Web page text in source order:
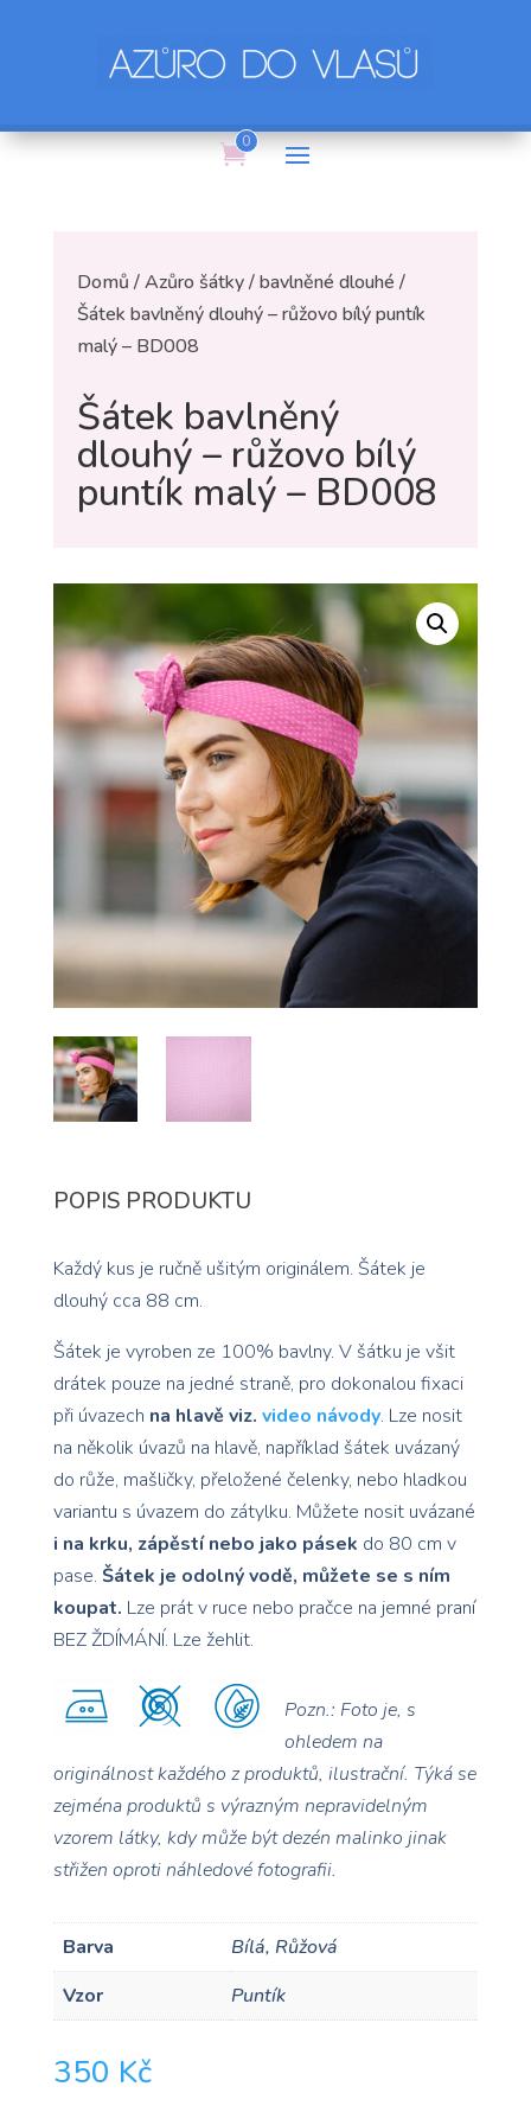
0
Domů /Azůro šátky/bavlněné dlouhé /
Šátek bavlněný dlouhý – růžovo bílý puntík
malý – BD008
Šátek bavlněný
dlouhý – růžovo bílý
puntík malý – BD008
POPIS PRODUKTU
Každý kus je ručně ušitým originálem. Šátek je
dlouhý cca 88 cm.
Šátek je vyroben ze 100% bavlny. V šátku je všit
drátek pouze na jedné straně, pro dokonalou fixaci
při úvazech na hlavě viz. video návody. Lze nosit
na několik úvazů na hlavě, například šátek uvázaný
do růže, mašličky, přeložené čelenky, nebo hladkou
variantu s úvazem do zátylku. Můžete nosit uvázané
i na krku, zápěstí nebo jako pásek do 80 cm v
pase. Šátek je odolný vodě, můžete se s ním
koupat. Lze prát v ruce nebo pračce na jemné praní
BEZ ŽDÍMÁNÍ. Lze žehlit.
Pozn.: Foto je, s
ohledem na
originálnost každého z produktů, ilustrační. Týká se
zejména produktů s výrazným nepravidelným
vzorem látky, kdy může být dezén malinko jinak
střižen oproti náhledové fotografii.
Barva
Bílá, Růžová
Vzor
Puntík
350 Kč